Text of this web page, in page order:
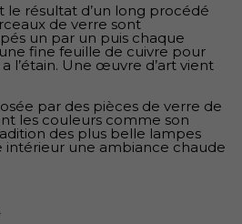
le résultat d’un long procédé
de verre sont
un par un puis chaque
fine feuille de cuivre pour
l’étain. Une œuvre d’art vient
par des pièces de verre de
les couleurs comme son
des plus belle lampes
intérieur une ambiance chaude